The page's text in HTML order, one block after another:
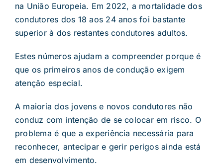
na União Europeia. Em 2022, a mortalidade dos
condutores dos 18 aos 24 anos foi bastante
superior à dos restantes condutores adultos.
Estes números ajudam a compreender porque é
que os primeiros anos de condução exigem
atenção especial.
A maioria dos jovens e novos condutores não
conduz com intenção de se colocar em risco. O
problema é que a experiência necessária para
reconhecer, antecipar e gerir perigos ainda está
em desenvolvimento.